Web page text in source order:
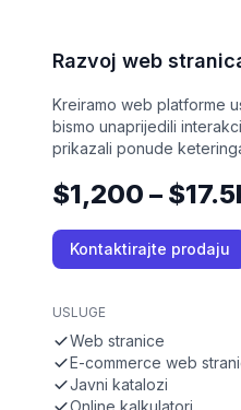
Razvoj web
Kreiramo web platforme
bismo unaprijedili
prikazali ponude
$1,200 –
Kontaktirajte prodaju
USLUGE
Web stranice
E-commerce web
Javni katalozi